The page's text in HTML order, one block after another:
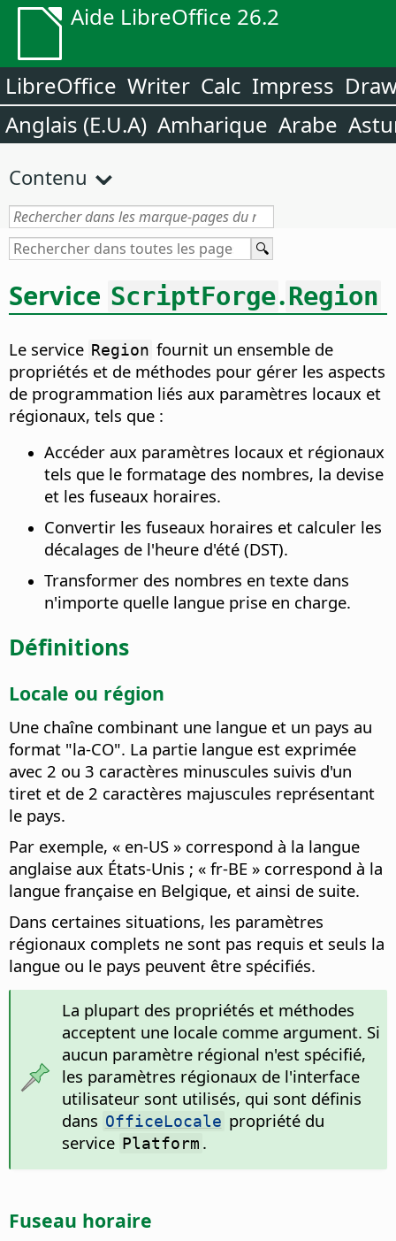
Aide LibreOffice 26.2
LibreOffice Writer Calc Impress
Anglais (E.U.A) Amharique Arabe
Contenu
Service ScriptForge.Region
Le service Region fournit un ensemble de
propriétés et de méthodes pour gérer les aspects
de programmation liés aux paramètres locaux et
régionaux, tels que :
Accéder aux paramètres locaux et régionaux
tels que le formatage des nombres, la devise
et les fuseaux horaires.
Convertir les fuseaux horaires et calculer les
décalages de l'heure d'été (DST).
Transformer des nombres en texte dans
n'importe quelle langue prise en charge.
Définitions
Locale ou région
Une chaîne combinant une langue et un pays au
format "la-CO". La partie langue est exprimée
avec 2 ou 3 caractères minuscules suivis d'un
tiret et de 2 caractères majuscules représentant
le pays.
Par exemple, « en-US » correspond à la langue
anglaise aux États-Unis ; « fr-BE » correspond à la
langue française en Belgique, et ainsi de suite.
Dans certaines situations, les paramètres
régionaux complets ne sont pas requis et seuls la
langue ou le pays peuvent être spécifiés.
La plupart des propriétés et méthodes
acceptent une locale comme argument. Si
aucun paramètre régional n'est spécifié,
les paramètres régionaux de l'interface
utilisateur sont utilisés, qui sont définis
dans OfficeLocale propriété du
service Platform .
Fuseau horaire